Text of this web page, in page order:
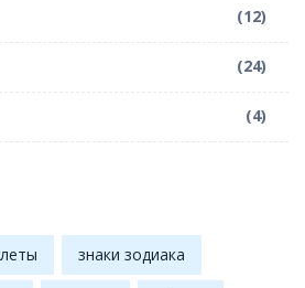
(12)
(24)
(4)
знаки зодиака